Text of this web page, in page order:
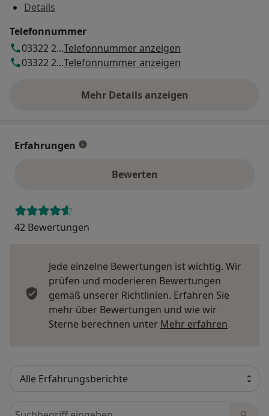
Details
Telefonnummer
03322 2...Telefonnummer anzeigen
03322 2...Telefonnummer anzeigen
Mehr Details anzeigen
über die Adresse
Erfahrungen
Bewerten
42 Bewertungen
Jede einzelne Bewertungen ist wichtig. Wir
prüfen und moderieren Bewertungen
gemäß unserer Richtlinien. Erfahren Sie
mehr über Bewertungen und wie wir
Sterne berechnen unter Mehr erfahren
Bewertungen durchsuchen